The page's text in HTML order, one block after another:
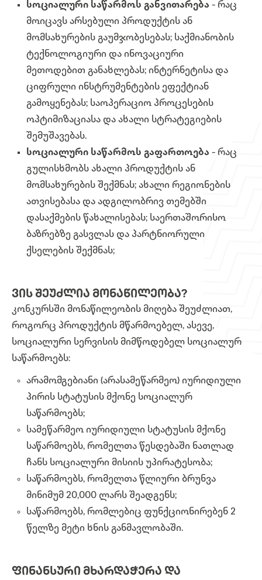
სოციალური საწარმოს განვითარება - რაც
მოიცავს არსებული პროდუქტის ან
მომსახურების გაუმჯობესებას; საქმიანობის
ტექნოლოგიური და ინოვაციური
მეთოდებით განახლებას; ინტერნეტისა და
ციფრული ინსტრუმენტების ეფექტიან
გამოყენებას; საოპერაციო პროცესების
ოპტიმიზაციასა და ახალი სტრატეგიების
შემუშავებას.
სოციალური საწარმოს გაფართოება - რაც
გულისხმობს ახალი პროდუქტის ან
მომსახურების შექმნას; ახალი რეგიონების
ათვისებასა და ადგილობრივ თემებში
დასაქმების წახალისებას; საერთაშორისო
ბაზრებზე გასვლას და პარტნიორული
ქსელების შექმნას;
ᲕᲘᲡ ᲨᲔᲣᲫᲚᲘᲐ ᲛᲝᲜᲐᲬᲘᲚᲔᲝᲑᲐ?
კონკურსში მონაწილეობის მიღება შეუძლიათ,
როგორც პროდუქტის მწარმოებელ, ასევე,
სოციალური სერვისის მიმწოდებელ სოციალურ
საწარმოებს:
არამომგებიანი (არასამეწარმეო) იურიდიული
პირის სტატუსის მქონე სოციალურ
საწარმოებს;
სამეწარმეო იურიდიული სტატუსის მქონე
საწარმოებს, რომელთა წესდებაში ნათლად
ჩანს სოციალური მისიის უპირატესობა;
საწარმოებს, რომელთა წლიური ბრუნვა
მინიმუმ 20,000 ლარს შეადგენს;
საწარმოებს, რომლებიც ფუნქციონირებენ 2
წელზე მეტი ხნის განმავლობაში.
ᲤᲘᲜᲐᲜᲡᲣᲠᲘ ᲛᲮᲐᲠᲓᲐᲭᲔᲠᲐ ᲓᲐ